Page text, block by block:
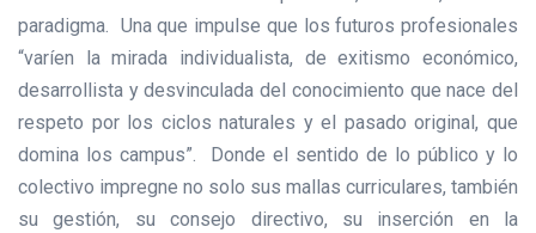
paradigma. Una que impulse que los futuros profesionales
“varíen la mirada individualista, de exitismo económico,
desarrollista y desvinculada del conocimiento que nace del
respeto por los ciclos naturales y el pasado original, que
domina los campus”. Donde el sentido de lo público y lo
colectivo impregne no solo sus mallas curriculares, también
su gestión, su consejo directivo, su inserción en la